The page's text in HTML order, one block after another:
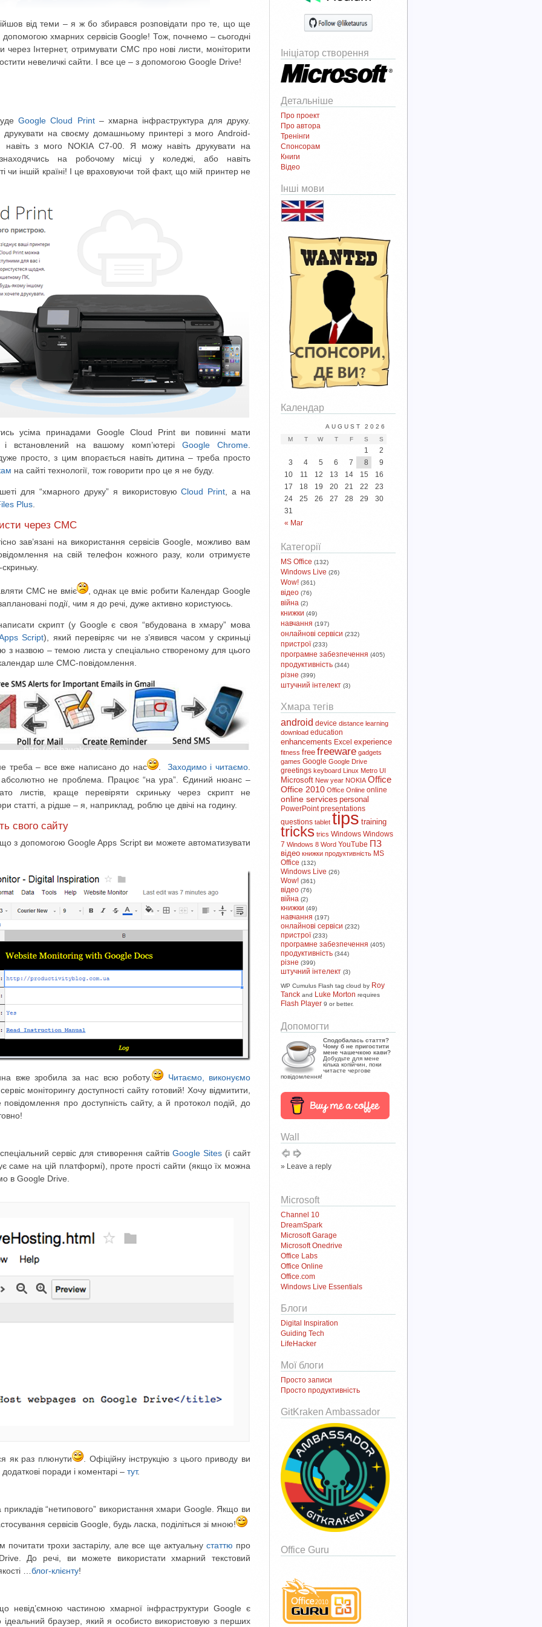
від теми – я ж бо збирався розповідати про те, що ще
допомогою хмарних сервісів Google! Тож, почнемо – сьогодні
через Інтернет, отримувати СМС про нові листи, моніторити
невеличкі сайти. І все це – з допомогою Google Drive!
Google Cloud Print– хмарна інфраструктура для друку.
на своєму домашньому принтері з мого Android-
навіть з мого NOKIA C7-00. Я можу навіть друкувати на
на робочому місці у коледжі, або навіть
чи іншій країні! І це враховуючи той факт, що мій принтер не
усіма принадами Google Cloud Print ви повинні мати
встановлений на вашому комп’ютері Google Chrome
просто, з цим впорається навіть дитина – треба просто
на сайті технології, тож говорити про це я не буду.
для “хмарного друку” я використовуюCloud Print , а на
Plus
через СМС
зав’язані на використання сервісів Google, можливо вам
на свій телефон кожного разу, коли отримуєте
СМС не вміє
, однак це вміє робити Календар Google
події, чим я до речі, дуже активно користуюсь.
скрипт (у Google є своя “вбудована в хмару” мова
Script), який перевіряє чи не з’явився часом у скриньці
з назвою – темою листа у спеціально створеному для цього
шле СМС-повідомлення.
треба – все вже написано до нас . Заходимо і читаємо
абсолютно не проблема. Працює “на ура”. Єдиний нюанс –
листів, краще перевіряти скриньку через скрипт не
статті, а рідше – я, наприклад, роблю це двічі на годину.
свого сайту
з допомогою Google Apps Script ви можете автоматизувати
вже зробила за нас всю роботу.
Читаємо, виконуємо
моніторингу доступності сайту готовий! Хочу відмитити,
про доступність сайту, а й протокол подій, до
сервіс для стиворення сайтів Google Sites (і сайт
саме на цій платформі), проте прості сайти (якщо їх можна
в Google Drive.
як раз плюнути
. Офіційну інструкцію з цього приводу ви
додаткові поради і коментарі – тут.
прикладів “нетипового” використання хмари Google. Якщо ви
сервісів Google, будь ласка, поділіться зі мною!
трохи застарілу, але все ще актуальну статтю про
До речі, ви можете використати хмарний текстовий
… блог-клієнту!
невід’ємною частиною хмарної інфраструктури Google є
браузер, який я особисто використовую з перших
Ініціатор створення
Детальніше
Про проект
Про автора
Тренінги
Спонсорам
Книги
Відео
Інші мови
Календар
AUGUST 2026
M
T W T F S S
« Mar
1
2
3
4 5 6 7 8
9
10
11 12 13 14 15
16
17
18 19 20 21 22
23
24
25 26 27 28 29
30
31
Категорії
MS Office (132)
Windows Live (26)
Wow! (361)
відео (76)
війна (2)
книжки (49)
навчання (197)
онлайнові сервіси (232)
пристрої (233)
програмне забезпечення (405)
продуктивність (344)
різне (399)
штучний інтелект (3)
Хмара тегів
android device distance learning
download education
enhancements Excel experience
fitness free freeware gadgets
games Google Google Drive
greetings keyboard Linux Metro UI
Microsoft New year NOKIA Office
Office 2010 Office Online online
online services personal
PowerPoint presentations
questions tablet tips training
tricks trics Windows Windows
7 Windows 8 Word YouTube ПЗ
відео книжки продуктивність MS
Office (132)
Windows Live (26)
Wow! (361)
відео (76)
війна (2)
книжки (49)
навчання (197)
онлайнові сервіси (232)
пристрої (233)
програмне забезпечення (405)
продуктивність (344)
різне (399)
штучний інтелект (3)
WP Cumulus Flash tag cloud by Roy
Tanck and Luke Morton requires
Flash Player 9 or better.
Допомогти
Сподобалась стаття?
Чому б не пригостити
мене чашечкою кави?
Добудьте для мене
кілька копійчин, поки
читаєте чергове
повідомлення!
Wall
» Leave a reply
Microsoft
Channel 10
DreamSpark
Microsoft Garage
Microsoft Onedrive
Office Labs
Office Online
Office.com
Windows Live Essentials
Блоги
Digital Inspiration
Guiding Tech
LifeHacker
Мої блоги
Просто записи
Просто продуктивність
GitKraken Ambassador
Office Guru